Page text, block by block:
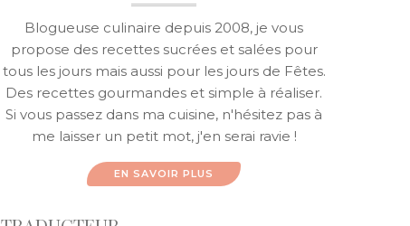
Blogueuse culinaire depuis 2008, je vous
propose des recettes sucrées et salées pour
tous les jours mais aussi pour les jours de Fêtes.
Des recettes gourmandes et simple à réaliser.
Si vous passez dans ma cuisine, n'hésitez pas à
me laisser un petit mot, j'en serai ravie !
EN SAVOIR PLUS